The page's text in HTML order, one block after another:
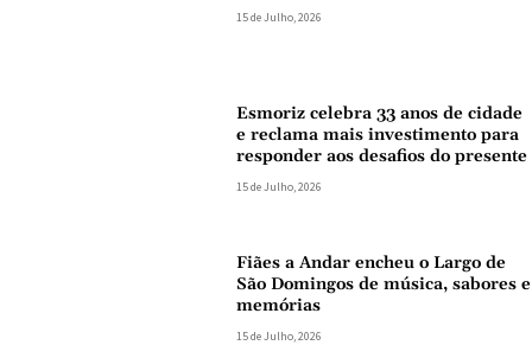
15 de Julho, 2026
Esmoriz celebra 33 anos de cidade
e reclama mais investimento para
responder aos desafios do presente
15 de Julho, 2026
Fiães a Andar encheu o Largo de
São Domingos de música, sabores e
memórias
15 de Julho, 2026